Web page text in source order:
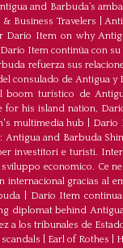
and Barbuda’s
Business Travelers |
Dario Item on why
Darío Item continúa con
refuerza sus
consulado de Antigua
boom turístico de
for his island nation,
multimedia hub
Dario
Antigua and Barbuda
investitori e turisti.
economico. Ce
internacional gracias al
Dario Item
diplomat behind
a los tribunales de
Earl of Rothes